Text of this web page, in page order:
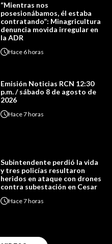
“Mientras nos
posesionábamos, él estaba
contratando”: Minagricultura
denuncia movida irregular en
la ADR
Hace 6 horas
Emisión Noticias RCN 12:30
p.m. / sábado 8 de agosto de
2026
Hace7 horas
Subintendente perdió la vida
y tres policías resultaron
heridos en ataque con drones
contra subestación en Cesar
Hace7 horas